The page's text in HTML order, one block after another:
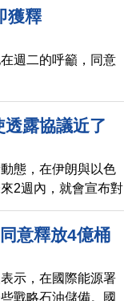
獲釋
週二的呼籲，同意
露協議近了
態，在伊朗與以色
2週內，就會宣布對
.伊拉瓦尼，也證實
意釋放4億桶
示，在國際能源署
戰略石油儲備。國